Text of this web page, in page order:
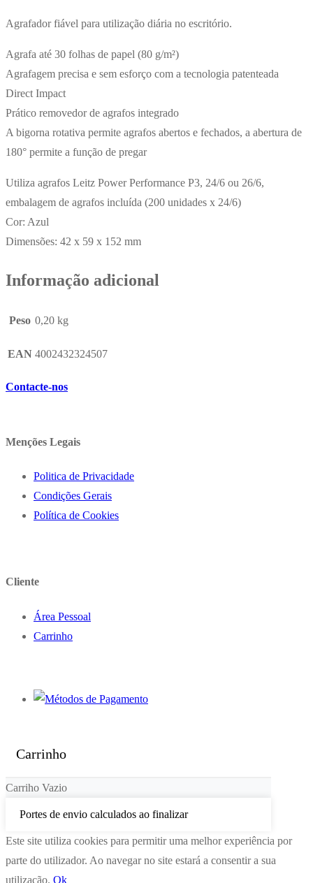
Agrafador fiável para utilização diária no escritório.
Agrafa até 30 folhas de papel (80 g/m²)
Agrafagem precisa e sem esforço com a tecnologia patenteada
Direct Impact
Prático removedor de agrafos integrado
A bigorna rotativa permite agrafos abertos e fechados, a abertura de
180° permite a função de pregar
Utiliza agrafos Leitz Power Performance P3, 24/6 ou 26/6,
embalagem de agrafos incluída (200 unidades x 24/6)
Cor: Azul
Dimensões: 42 x 59 x 152 mm
Informação adicional
Peso 0,20 kg
EAN 4002432324507
Contacte-nos
Menções Legais
Politica de Privacidade
Condições Gerais
Política de Cookies
Cliente
Área Pessoal
Carrinho
Carrinho
Carriho Vazio
Portes de envio calculados ao finalizar
Este site utiliza cookies para permitir uma melhor experiência por
parte do utilizador. Ao navegar no site estará a consentir a sua
utilização. Ok